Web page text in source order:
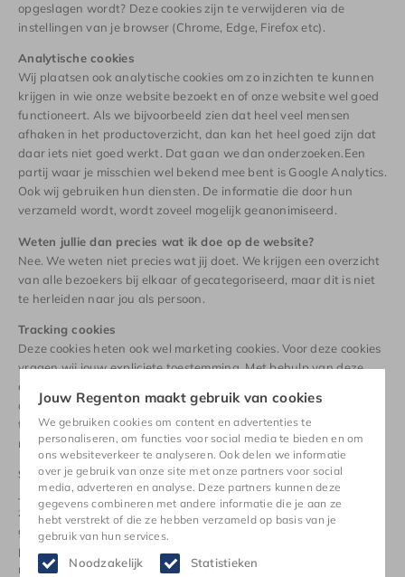
Jouw Regenton maakt gebruik van cookies
We gebruiken cookies om content en advertenties te
personaliseren, om functies voor social media te bieden en om
ons websiteverkeer te analyseren. Ook delen we informatie
over je gebruik van onze site met onze partners voor social
media, adverteren en analyse. Deze partners kunnen deze
gegevens combineren met andere informatie die je aan ze
hebt verstrekt of die ze hebben verzameld op basis van je
gebruik van hun services.
Noodzakelijk
Statistieken
opgeslagen wordt? Deze cookies zijn te verwijderen via de
instellingen van je browser (Chrome, Edge, Firefox etc).
Analytische cookies
Wij plaatsen ook analytische cookies om zo inzichten te kunnen
krijgen in wie onze website bezoekt en of onze website wel goed
functioneert. Als we bijvoorbeeld zien dat heel veel mensen
afhaken in het productoverzicht, dan kan het heel goed zijn dat
daar iets niet goed werkt. Dat gaan we dan onderzoeken.Een
partij waar je misschien wel bekend mee bent is Google Analytics.
Ook wij gebruiken hun diensten. De informatie die door hun
verzameld wordt, wordt zoveel mogelijk geanonimiseerd.
Weten jullie dan precies wat ik doe op de website?
Nee. We weten niet precies wat jij doet. We krijgen een overzicht
van alle bezoekers bij elkaar of gecategoriseerd, maar dit is niet
te herleiden naar jou als persoon.
Tracking cookies
Deze cookies heten ook wel marketing cookies. Voor deze cookies
vragen wij jouw expliciete toestemming. Met behulp van deze
cookies kunnen wij aan jou advertenties laten zien waarvan wij
denken dat die interessant voor jou zijn. Het profiel dat met deze
tracking cookies wordt opgebouwd is niet gekoppeld aan je
naam, adres, e-mailadres of andere persoonlijke gegevens.
Social Media cookies
Je ziet op JOUW REGENTON ook buttons voor sociale media,
zoals Instagram en Facebook. We willen je het hiermee
gemakkelijk maken om bepaalde dingen te delen op deze
platformen. Of om bij ons op Instagram of Facebook een kijkje te
nemen voor bijvoorbeeld inspiratie. De buttons werken door code